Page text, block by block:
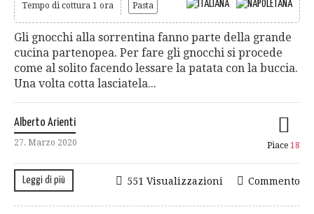
Tempo di cottura 1 ora Pasta
Gli gnocchi alla sorrentina fanno parte della grande
cucina partenopea. Per fare gli gnocchi si procede
come al solito facendo lessare la patata con la buccia.
Una volta cotta lasciatela...
Alberto Arienti
27. Marzo 2020 Piace 18
Leggi di più Commento
551 Visualizzazioni